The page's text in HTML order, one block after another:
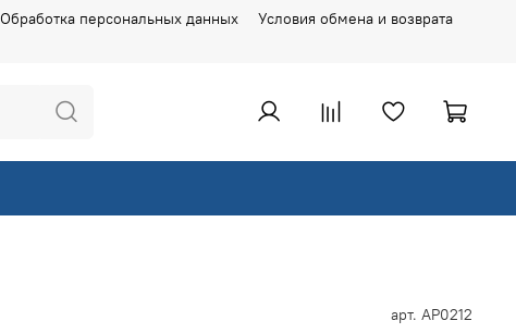
Обработка персональных данных Условия обмена и возврата
арт. АР0212